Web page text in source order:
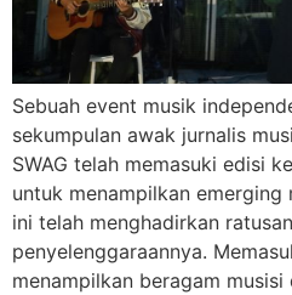
Sebuah event musik
sekumpulan awak jurnalis
SWAG telah memasuki edisi
untuk menampilkan
ini telah menghadirkan
penyelenggaraannya.
menampilkan beragam